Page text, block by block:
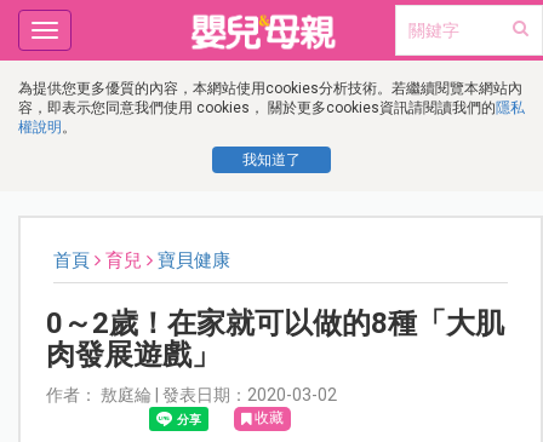
為提供您更多優質的內容，本網站使用cookies分析技術。若繼續閱覽本網站內
容，即表示您同意我們使用 cookies， 關於更多cookies資訊請閱讀我們的隱私
權說明 。
我知道了
Toggle
navigation
首頁 育兒 寶貝健康
0～2歲！在家就可以做的8種「大肌
肉發展遊戲」
作者： 敖庭綸 | 發表日期：2020-03-02
收藏